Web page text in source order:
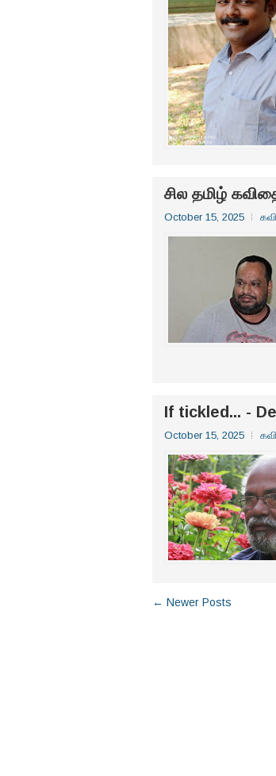
சில தமிழ்
October 15, 2025
If tickled... -
October 15, 2025
← Newer Posts